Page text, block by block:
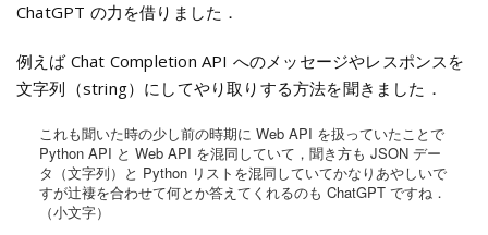
ChatGPT の力を借りました．
例えば Chat Completion API へのメッセージやレスポンスを
文字列（string）にしてやり取りする方法を聞きました．
これも聞いた時の少し前の時期に Web API を扱っていたことで
Python API と Web API を混同していて，聞き方も JSON デー
タ（文字列）と Python リストを混同していてかなりあやしいで
すが辻褄を合わせて何とか答えてくれるのも ChatGPT ですね．
（小文字）